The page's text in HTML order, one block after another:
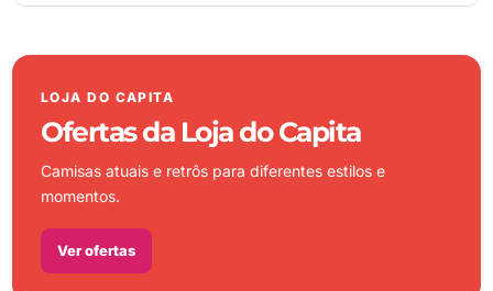
LOJA DO CAPITA
Ofertas da Loja do Capita
Camisas atuais e retrôs para diferentes estilos e
momentos.
Ver ofertas